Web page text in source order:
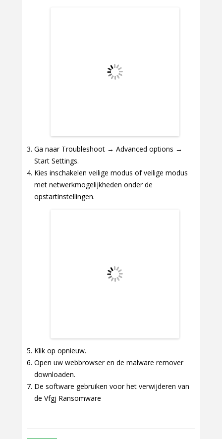
Ga naar Troubleshoot → Advanced options →
Start Settings.
Kies inschakelen veilige modus of veilige modus
met netwerkmogelijkheden onder de
opstartinstellingen.
Klik op opnieuw.
Open uw webbrowser en de malware remover
downloaden.
De software gebruiken voor het verwijderen van
de Vfgj Ransomware